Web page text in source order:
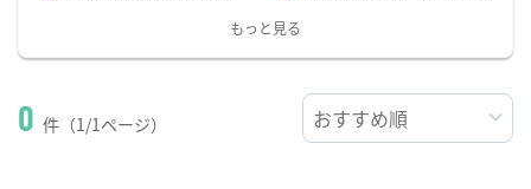
もっと見る
0 件（1/1ページ）